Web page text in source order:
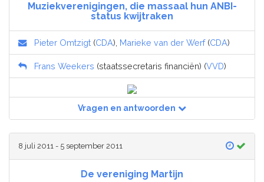
Muziekverenigingen, die massaal hun ANBI-
status kwijtraken
Pieter Omtzigt (CDA), Marieke van der Werf(CDA)
Frans Weekers (staatssecretaris financiën) (VVD)
Vragen en antwoorden
8 juli 2011 - 5 september 2011
De vereniging Martijn